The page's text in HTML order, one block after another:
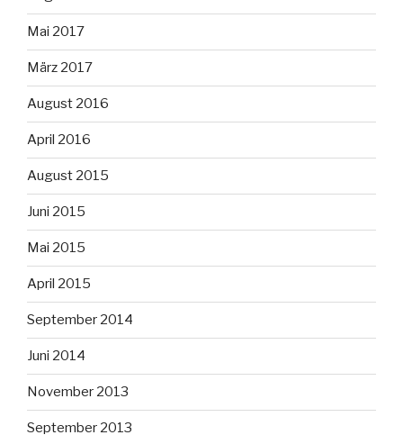
Mai 2017
März 2017
August 2016
April 2016
August 2015
Juni 2015
Mai 2015
April 2015
September 2014
Juni 2014
November 2013
September 2013